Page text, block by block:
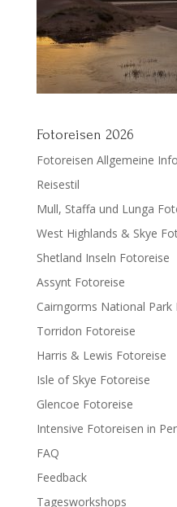
Fotoreisen 2026
Fotoreisen Allgemeine
Reisestil
Mull, Staffa und Lunga
West Highlands & Skye
Shetland Inseln Fotoreise
Assynt Fotoreise
Cairngorms National Park
Torridon Fotoreise
Harris & Lewis Fotoreise
Isle of Skye Fotoreise
Glencoe Fotoreise
Intensive Fotoreisen in
FAQ
Feedback
Tagesworkshops